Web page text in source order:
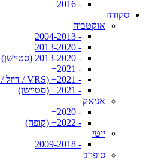
- 2016+
סקודה
אוקטביה
- 2004-2013
- 2013-2020
- 2013-2020 (סטיישן)
- 2021+
- 2021+ (VRS / דיזל / iV פלאג אין)
- 2021+ (סטיישן)
אניאק
- 2020+
- 2022+ (קופה)
ייטי
- 2009-2018
סופרב